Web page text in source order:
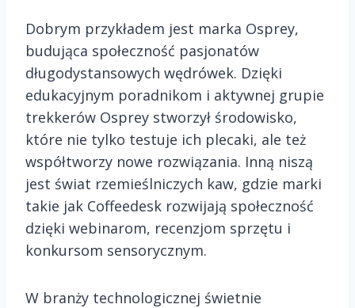
Dobrym przykładem jest marka Osprey,
budująca społeczność pasjonatów
długodystansowych wędrówek. Dzięki
edukacyjnym poradnikom i aktywnej grupie
trekkerów Osprey stworzył środowisko,
które nie tylko testuje ich plecaki, ale też
współtworzy nowe rozwiązania. Inną niszą
jest świat rzemieślniczych kaw, gdzie marki
takie jak Coffeedesk rozwijają społeczność
dzięki webinarom, recenzjom sprzętu i
konkursom sensorycznym.
W branży technologicznej świetnie